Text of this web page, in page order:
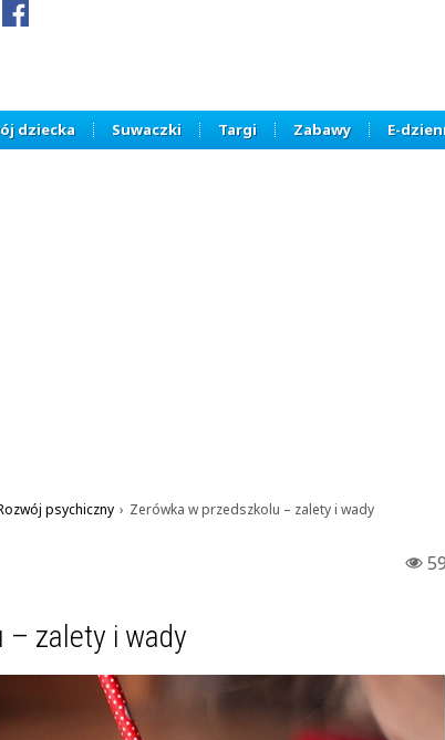
dziecka Suwaczki Targi Zabawy E-
psychiczny › Zerówka w przedszkolu – zalety i wady
– zalety i wady